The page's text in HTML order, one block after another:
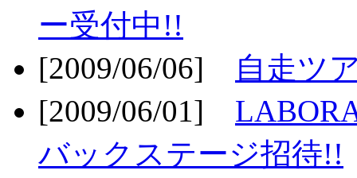
ー受付中!!
[2009/06/06]
自走ツ
[2009/06/01]
バックステージ招待!!